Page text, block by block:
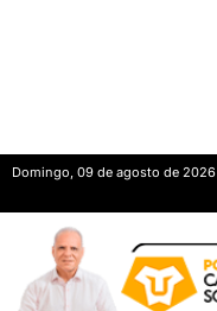
Domingo, 09 de agosto de 2026